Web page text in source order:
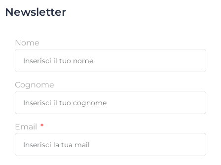
Newsletter
Nome
Cognome
Email